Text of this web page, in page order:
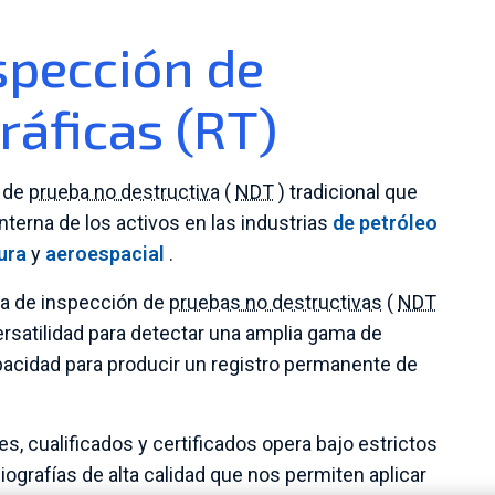
de
(RT)
prueba no destructiva ( NDT) tradicional que
de los activos en las industrias de petróleo
y aeroespacial .
de inspección de pruebas no destructivas ( NDT
para detectar una amplia gama de
para producir un registro permanente de
cualificados y certificados opera bajo estrictos
de alta calidad que nos permiten aplicar